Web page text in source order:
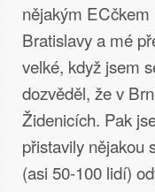
nějakým
Bratislavy a mé
velké, když jsem
dozvěděl, že v
Židenicích. Pak
přistavily nějakou
(asi 50-100 lidí)